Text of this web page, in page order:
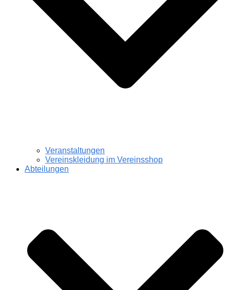
Veranstaltungen
Vereinskleidung im Vereinsshop
Abteilungen